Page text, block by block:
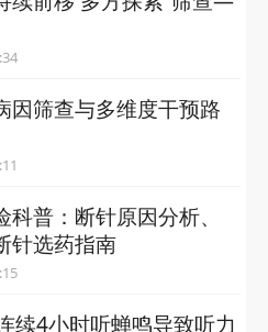
因筛查与多维度干预路
普：断针原因分析、
针选药指南
续4小时听蝉鸣导致听力